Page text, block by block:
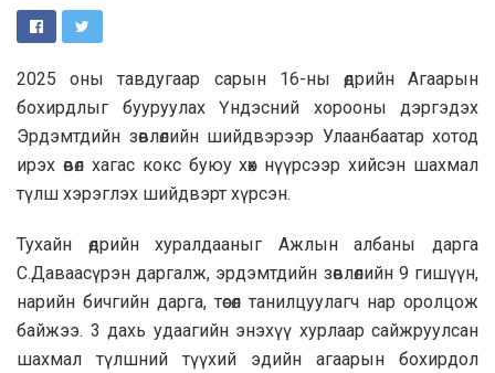
2025 оны тавдугаар сарын 16-ны өдрийн Агаарын
бохирдлыг бууруулах Үндэсний хорооны дэргэдэх
Эрдэмтдийн зөвлөлийн шийдвэрээр Улаанбаатар хотод
ирэх өвөл хагас кокс буюу хөх нүүрсээр хийсэн шахмал
түлш хэрэглэх шийдвэрт хүрсэн.
Тухайн өдрийн хуралдааныг Ажлын албаны дарга
С.Даваасүрэн даргалж, эрдэмтдийн зөвлөлийн 9 гишүүн,
нарийн бичгийн дарга, төсөл танилцуулагч нар оролцож
байжээ. 3 дахь удаагийн энэхүү хурлаар сайжруулсан
шахмал түлшний түүхий эдийн агаарын бохирдол